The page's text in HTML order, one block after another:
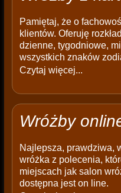
Pamiętaj, że o
klientów. Oferuję
dzienne, tygodniowe,
wszystkich znaków
Czytaj więcej...
Wróżby
Najlepsza, prawdziwa,
wróżka z polecenia,
miejscach jak salon
dostępna jest on line.